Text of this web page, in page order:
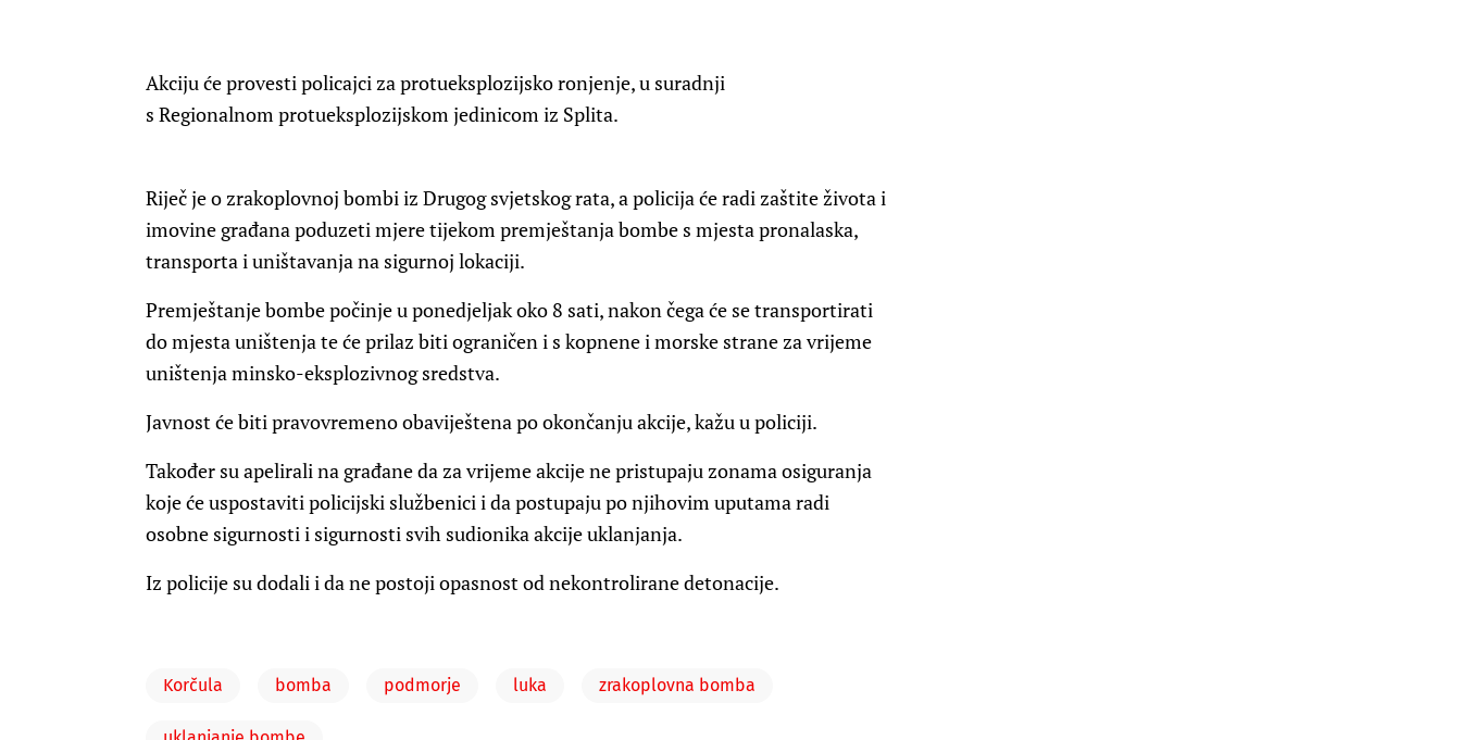
Akciju će provesti policajci za protueksplozijsko ronjenje, u suradnji
s Regionalnom protueksplozijskom jedinicom iz Splita.
Riječ je o zrakoplovnoj bombi iz Drugog svjetskog rata, a policija će radi zaštite života i
imovine građana poduzeti mjere tijekom premještanja bombe s mjesta pronalaska,
transporta i uništavanja na sigurnoj lokaciji.
Premještanje bombe počinje u ponedjeljak oko 8 sati, nakon čega će se transportirati
do mjesta uništenja te će prilaz biti ograničen i s kopnene i morske strane za vrijeme
uništenja minsko-eksplozivnog sredstva.
Javnost će biti pravovremeno obaviještena po okončanju akcije, kažu u policiji.
Također su apelirali na građane da za vrijeme akcije ne pristupaju zonama osiguranja
koje će uspostaviti policijski službenici i da postupaju po njihovim uputama radi
osobne sigurnosti i sigurnosti svih sudionika akcije uklanjanja.
Iz policije su dodali i da ne postoji opasnost od nekontrolirane detonacije.
Korčula bomba podmorje luka zrakoplovna bomba